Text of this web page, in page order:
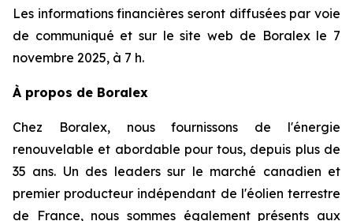
Les informations financières seront diffusées par voie
de communiqué et sur le site web de Boralex le 7
novembre 2025, à 7 h.
À propos de Boralex
Chez Boralex, nous fournissons de l'énergie
renouvelable et abordable pour tous, depuis plus de
35 ans. Un des leaders sur le marché canadien et
premier producteur indépendant de l'éolien terrestre
de France, nous sommes également présents aux